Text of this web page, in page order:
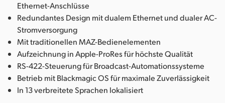
Ethernet-Anschlüsse
Redundantes Design mit dualem Ethernet und dualer AC-
Stromversorgung
Mit traditionellen MAZ-Bedienelementen
Aufzeichnung in Apple-ProRes für höchste Qualität
RS-422-Steuerung für Broadcast-Automationssysteme
Betrieb mit Blackmagic OS für maximale Zuverlässigkeit
In 13 verbreitete Sprachen lokalisiert